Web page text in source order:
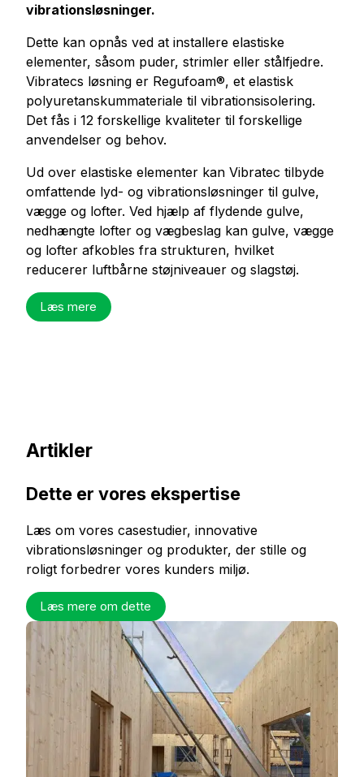
vibrationsløsninger.
Dette kan opnås ved at installere elastiske
elementer, såsom puder, strimler eller stålfjedre.
Vibratecs løsning er Regufoam®, et elastisk
polyuretanskummateriale til vibrationsisolering.
Det fås i 12 forskellige kvaliteter til forskellige
anvendelser og behov.
Ud over elastiske elementer kan Vibratec tilbyde
omfattende lyd- og vibrationsløsninger til gulve,
vægge og lofter. Ved hjælp af flydende gulve,
nedhængte lofter og vægbeslag kan gulve, vægge
og lofter afkobles fra strukturen, hvilket
reducerer luftbårne støjniveauer og slagstøj.
Læs mere
Artikler
Dette er vores ekspertise
Læs om vores casestudier, innovative
vibrationsløsninger og produkter, der stille og
roligt forbedrer vores kunders miljø.
Læs mere om dette